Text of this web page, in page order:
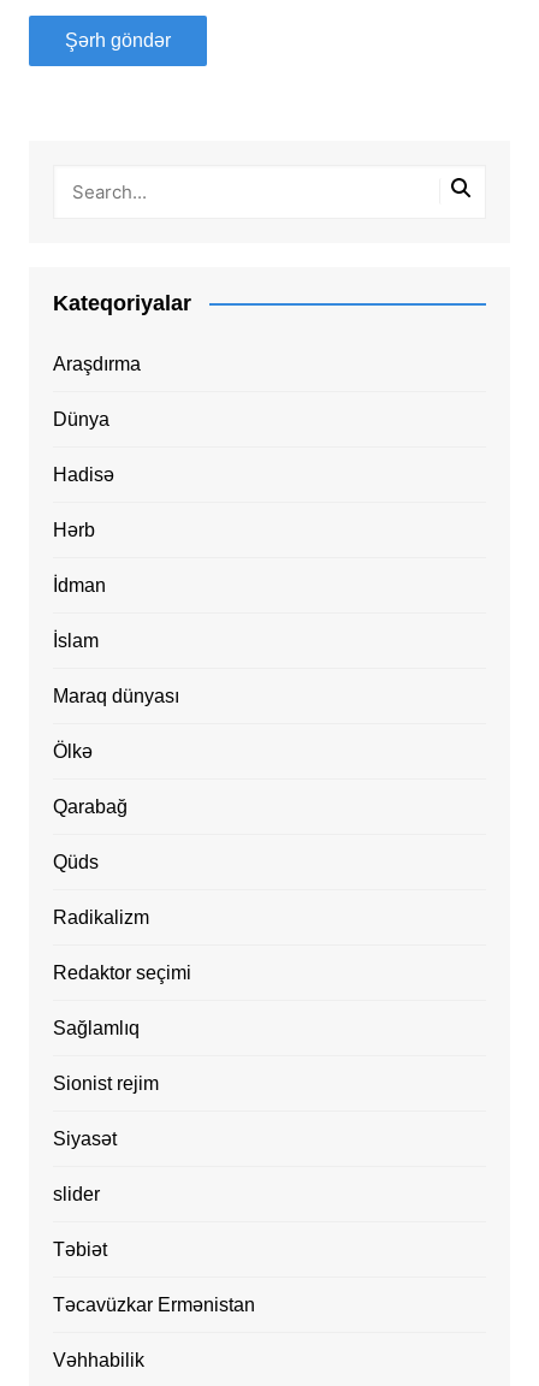
Kateqoriyalar
Araşdırma
Dünya
Hadisə
Hərb
İdman
İslam
Maraq dünyası
Ölkə
Qarabağ
Qüds
Radikalizm
Redaktor seçimi
Sağlamlıq
Sionist rejim
Siyasət
slider
Təbiət
Təcavüzkar Ermənistan
Vəhhabilik